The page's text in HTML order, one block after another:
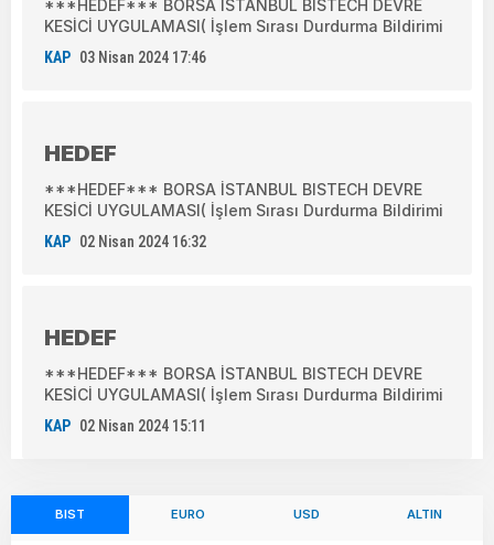
***HEDEF*** BORSA İSTANBUL BISTECH DEVRE
KESİCİ UYGULAMASI( İşlem Sırası Durdurma Bildirimi
KAP 03 Nisan 2024 17:46
HEDEF
***HEDEF*** BORSA İSTANBUL BISTECH DEVRE
KESİCİ UYGULAMASI( İşlem Sırası Durdurma Bildirimi
KAP 02 Nisan 2024 16:32
HEDEF
***HEDEF*** BORSA İSTANBUL BISTECH DEVRE
KESİCİ UYGULAMASI( İşlem Sırası Durdurma Bildirimi
KAP 02 Nisan 2024 15:11
BIST EURO USD ALTIN